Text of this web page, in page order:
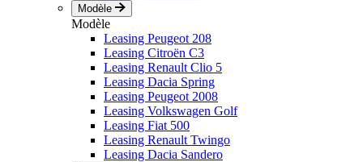
Modèle
Modèle
Leasing Peugeot 208
Leasing Citroën C3
Leasing Renault Clio 5
Leasing Dacia Spring
Leasing Peugeot 2008
Leasing Volkswagen Golf
Leasing Fiat 500
Leasing Renault Twingo
Leasing Dacia Sandero